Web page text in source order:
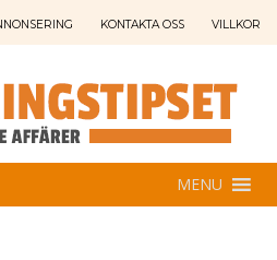
KONTAKTA OSS VILLKOR
MENU